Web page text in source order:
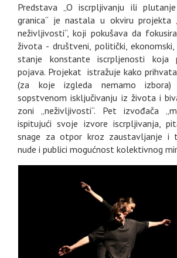
Predstava „O iscrpljivanju ili
granica“ je nastala u okviru projekta
neživljivosti“, koji pokušava da
života - društveni, politički,
stanje konstante iscrpljenosti koja
pojava. Projekat istražuje kako
(za koje izgleda nemamo izbora)
sopstvenom isključivanju iz života i
zoni „neživljivosti“. Pet izvođača
ispitujući svoje izvore iscrpljivanja,
snage za otpor kroz zaustavljanje i
nude i publici mogućnost kolektivnog